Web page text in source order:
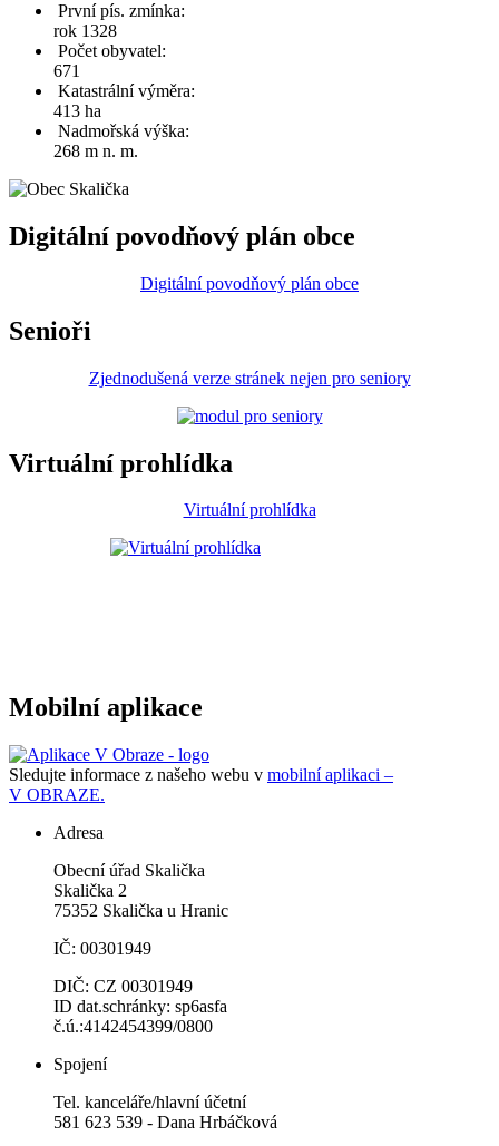
První pís. zmínka:
rok 1328
Počet obyvatel:
671
Katastrální výměra:
413 ha
Nadmořská výška:
268 m n. m.
Digitální povodňový plán obce
Digitální povodňový plán obce
Senioři
Zjednodušená verze stránek nejen pro seniory
Virtuální prohlídka
Virtuální prohlídka
Mobilní aplikace
Sledujte informace z našeho webu v mobilní aplikaci –
V OBRAZE.
Adresa
Obecní úřad Skalička
Skalička 2
75352 Skalička u Hranic
IČ: 00301949
DIČ: CZ 00301949
ID dat.schránky: sp6asfa
č.ú.:4142454399/0800
Spojení
Tel. kanceláře/hlavní účetní
581 623 539 - Dana Hrbáčková